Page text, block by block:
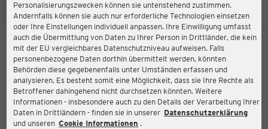
Personalisierungszwecken können sie untenstehend zustimmen.
Andernfalls können sie auch nur erforderliche Technologien einsetzen
oder Ihre Einstellungen individuell anpassen. Ihre Einwilligung umfasst
auch die Übermittlung von Daten zu Ihrer Person in Drittländer, die kein
mit der EU vergleichbares Datenschutzniveau aufweisen. Falls
personenbezogene Daten dorthin übermittelt werden, könnten
Behörden diese gegebenenfalls unter Umständen erfassen und
analysieren. Es besteht somit eine Möglichkeit, dass sie Ihre Rechte als
Betroffener dahingehend nicht durchsetzen könnten. Weitere
Informationen - insbesondere auch zu den Details der Verarbeitung Ihrer
Daten in Drittländern - finden sie in unserer Datenschutzerklärung
und unseren Cookie Informationen .
STANDORT SERVICES SORTIMENT AKTIONEN
Ernsting's family
Marktplatz 3, 97816 Lohr am Main
Aktuell:
Geschlossen